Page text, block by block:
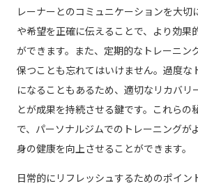
レーナーとのコミュニケーションを大切
や希望を正確に伝えることで、より効果
ができます。また、定期的なトレーニン
保つことも忘れてはいけません。過度な
になることもあるため、適切なリカバリ
とが成果を持続させる鍵です。これらの
で、パーソナルジムでのトレーニングが
身の健康を向上させることができます。
日常的にリフレッシュするためのポイン